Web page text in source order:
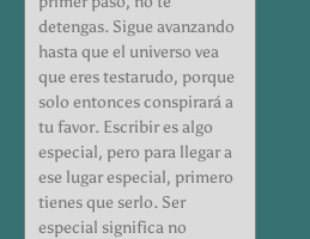
detengas. Sigue avanzando
hasta que el universo vea
que eres testarudo, porque
solo entonces conspirará a
tu favor. Escribir es algo
especial, pero para llegar a
ese lugar especial, primero
tienes que serlo. Ser
especial significa no